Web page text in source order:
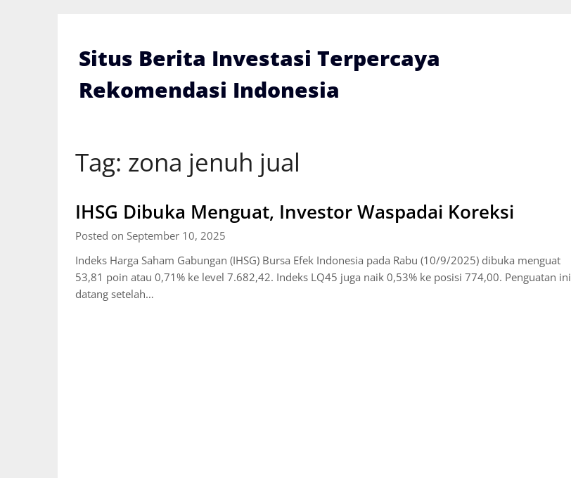
Situs Berita Investasi Terpercaya
Rekomendasi Indonesia
Tag: zona jenuh jual
IHSG Dibuka Menguat, Investor Waspadai Koreksi
Posted on September 10, 2025
Indeks Harga Saham Gabungan (IHSG) Bursa Efek Indonesia pada Rabu (10/9/2025) dibuka menguat
53,81 poin atau 0,71% ke level 7.682,42. Indeks LQ45 juga naik 0,53% ke posisi 774,00. Penguatan ini
datang setelah…